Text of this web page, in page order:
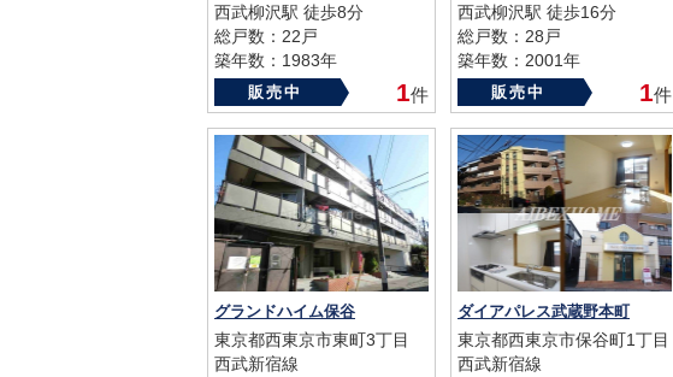
西武柳沢駅 徒歩8分
総戸数：22戸
築年数：1983年
販売中 1件
西武柳沢駅 徒歩16分
総戸数：28戸
築年数：2001年
販売中 1件
グランドハイム保谷
東京都西東京市東町3丁目
西武新宿線
ダイアパレス武蔵野本町
東京都西東京市保谷町1丁目
西武新宿線